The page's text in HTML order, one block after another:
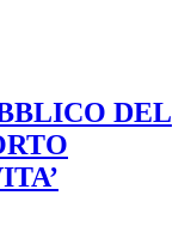
DEL